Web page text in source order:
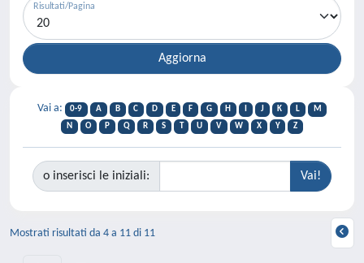
Risultati/Pagina
Vai a: 0-9 A B C D E F G H J K L
M
N
O P Q R S T U V W X Y Z
o inserisci le iniziali:
Mostrati risultati da 4 a 11 di 11